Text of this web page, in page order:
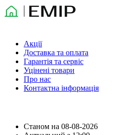
Акції
Доставка та оплата
Гарантія та сервіс
Уцінені товари
Про нас
Контактна інформація
Станом на 08-08-2026